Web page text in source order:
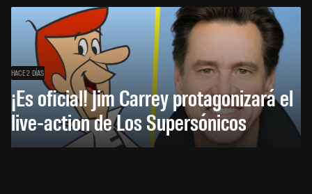
HACE 2 DÍAS
¡Es oficial! Jim Carrey protagonizará el
live-action de Los Supersónicos